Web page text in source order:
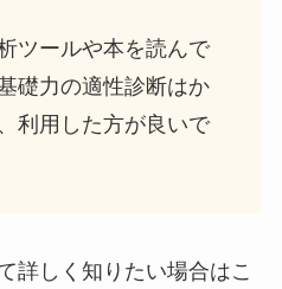
ツールや本を読んで
礎力の適性診断はか
利用した方が良いで
詳しく知りたい場合はこ